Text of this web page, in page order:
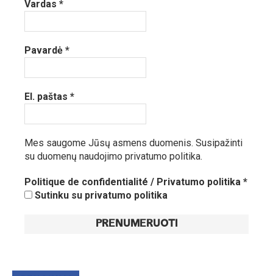
Vardas *
Pavardė *
El. paštas *
Mes saugome Jūsų asmens duomenis. Susipažinti
su duomenų naudojimo privatumo politika.
Politique de confidentialité / Privatumo politika *
Sutinku su privatumo politika